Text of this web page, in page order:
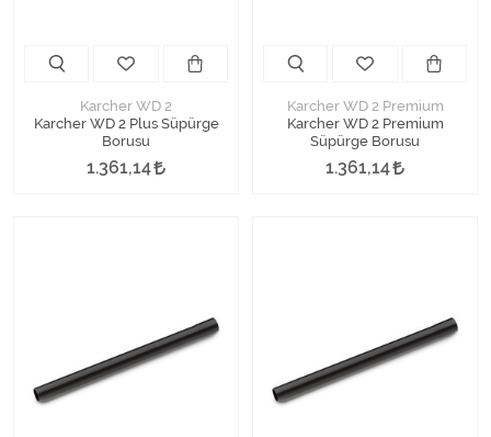
Karcher WD 2
Karcher WD 2 Plus Süpürge
Borusu
1.361,14
Karcher WD 2 Premium
Karcher WD 2 Premium
Süpürge Borusu
1.361,14